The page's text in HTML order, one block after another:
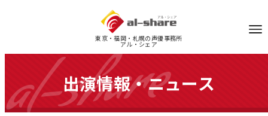
東京・福岡・札幌の声優事務所
アル・シェア
出演情報・ニュース